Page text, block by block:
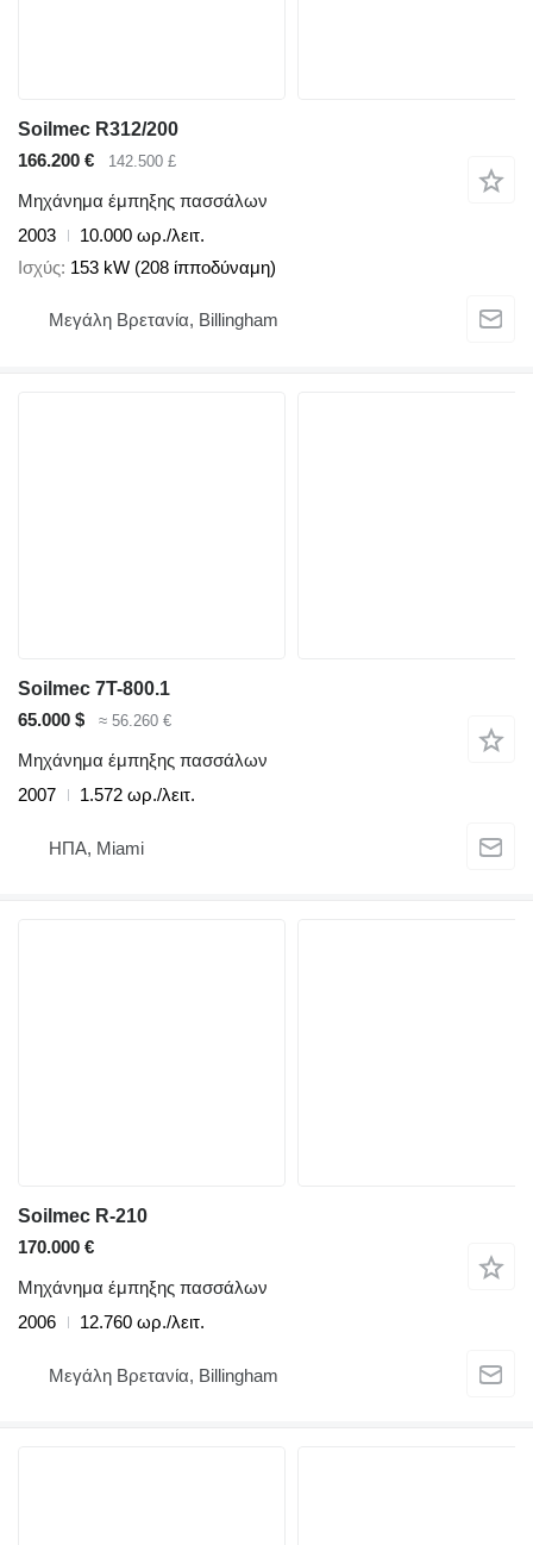
Soilmec R312/200
166.200 €
142.500 £
Μηχάνημα έμπηξης πασσάλων
2003
10.000 ωρ./λειτ.
Ισχύς 153 kW (208 ίπποδύναμη)
Μεγάλη Βρετανία, Billingham
Soilmec 7T-800.1
65.000 $
≈ 56.260 €
Μηχάνημα έμπηξης πασσάλων
2007
1.572 ωρ./λειτ.
ΗΠΑ, Miami
Soilmec R-210
170.000 €
Μηχάνημα έμπηξης πασσάλων
2006
12.760 ωρ./λειτ.
Μεγάλη Βρετανία, Billingham